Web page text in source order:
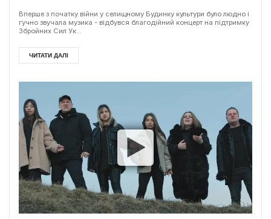
Вперше з початку війни у селищному Будинку культури було людно і
гучно звучала музика - відбувся благодійний концерт на підтримку
Збройних Сил Ук...
ЧИТАТИ ДАЛІ